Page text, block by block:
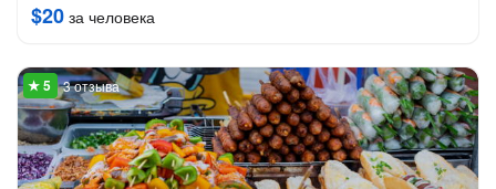
$20 за человека
3 отзыва